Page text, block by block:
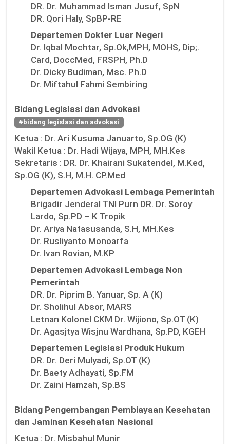
DR. Dr. Muhammad Isman Jusuf, SpN
DR. Qori Haly, SpBP-RE
Departemen Dokter Luar Negeri
Dr. Iqbal Mochtar, Sp.Ok,MPH, MOHS, Dip;.
Card, DoccMed, FRSPH, Ph.D
Dr. Dicky Budiman, Msc. Ph.D
Dr. Miftahul Fahmi Sembiring
Bidang Legislasi dan Advokasi
#bidang legislasi dan advokasi
Ketua : Dr. Ari Kusuma Januarto, Sp.OG (K)
Wakil Ketua : Dr. Hadi Wijaya, MPH, MH.Kes
Sekretaris : DR. Dr. Khairani Sukatendel, M.Ked,
Sp.OG (K), S.H, M.H. CP.Med
Departemen Advokasi Lembaga Pemerintah
Brigadir Jenderal TNI Purn DR. Dr. Soroy
Lardo, Sp.PD – K Tropik
Dr. Ariya Natasusanda, S.H, MH.Kes
Dr. Rusliyanto Monoarfa
Dr. Ivan Rovian, M.KP
Departemen Advokasi Lembaga Non
Pemerintah
DR. Dr. Piprim B. Yanuar, Sp. A (K)
Dr. Sholihul Absor, MARS
Letnan Kolonel CKM Dr. Wijiono, Sp.OT (K)
Dr. Agasjtya Wisjnu Wardhana, Sp.PD, KGEH
Departemen Legislasi Produk Hukum
DR. Dr. Deri Mulyadi, Sp.OT (K)
Dr. Baety Adhayati, Sp.FM
Dr. Zaini Hamzah, Sp.BS
Bidang Pengembangan Pembiayaan Kesehatan
dan Jaminan Kesehatan Nasional
Ketua : Dr. Misbahul Munir